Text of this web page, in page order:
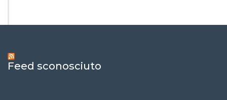
Feed sconosciuto